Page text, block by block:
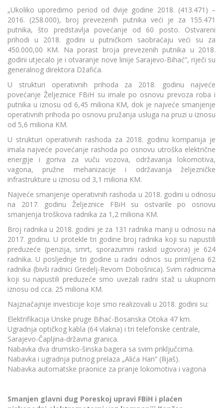
„Ukoliko uporedimo period od dvije godine 2018. (413.471) –
2016. (258.000), broj prevezenih putnika veći je za 155.471
putnika, što predstavlja povećanje od 60 posto. Ostvareni
prihodi u 2018. godini u putničkom saobraćaju veći su za
450.000,00 KM. Na porast broja prevezenih putnika u 2018.
godini utjecalo je i otvaranje nove linije Sarajevo-Bihać“, riječi su
generalnog direktora Džafića.
U strukturi operativnih prihoda za 2018. godinu najveće
povećanje Željeznice FBiH su imale po osnovu prevoza roba i
putnika u iznosu od 6,45 miliona KM, dok je najveće smanjenje
operativnih prihoda po osnovu pružanja usluga na pruzi u iznosu
od 5,6 miliona KM.
U strukturi operativnih rashoda za 2018. godinu kompanija je
imala najveće povećanje rashoda po osnovu utroška električne
energije i goriva za vuču vozova, održavanja lokomotiva,
vagona, pružne mehanizacije i održavanja željezničke
infrastrukture u iznosu od 3,1 miliona KM.
Najveće smanjenje operativnih rashoda u 2018. godini u odnosu
na 2017. godinu Željeznice FBiH su ostvarile po osnovu
smanjenja troškova radnika za 1,2 miliona KM.
Broj radnika u 2018. godini je za 131 radnika manji u odnosu na
2017. godinu. U protekle tri godine broj radnika koji su napustili
preduzeće (penzija, smrt, sporazumni raskid ugovora) je 624
radnika. U posljednje tri godine u radni odnos su primljena 62
radnika (bivši radnici Gredelj-Revom Dobošnica). Svim radnicima
koji su napustili preduzeće smo uvezali radni staž u ukupnom
iznosu od cca. 25 miliona KM.
Najznačajnije investicije koje smo realizovali u 2018. godini su:
Elektrifikacija Unske pruge Bihać-Bosanska Otoka 47 km.
Ugradnja optičkog kabla (64 vlakna) i tri telefonske centrale,
Sarajevo-Čapljina-državna granica.
Nabavka dva drumsko-šinska bagera sa svim priključcima.
Nabavka i ugradnja putnog prelaza „Alića Han“ (Ilijaš).
Nabavka automatske praonice za pranje lokomotiva i vagona
Smanjen glavni dug Poreskoj upravi FBiH i plaćen